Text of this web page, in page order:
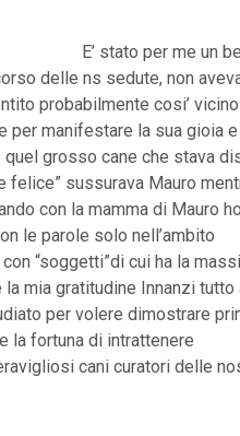
E’ stato per me un
delle ns sedute, non
probabilmente cosi’
per manifestare la sua gioia
grosso cane che stava
felice” sussurava Mauro
con la mamma di Mauro
le parole solo nell’ambito
“soggetti”di cui ha la
mia gratitudine Innanzi tutto
per volere dimostrare
la fortuna di intrattenere
cani curatori delle